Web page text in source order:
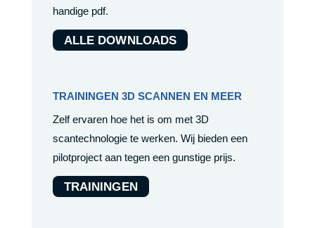
handige pdf.
ALLE DOWNLOADS
TRAININGEN 3D SCANNEN EN MEER
Zelf ervaren hoe het is om met 3D
scantechnologie te werken. Wij bieden een
pilotproject aan tegen een gunstige prijs.
TRAININGEN